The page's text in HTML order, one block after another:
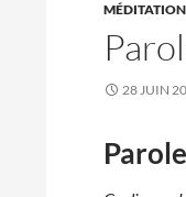
MÉDITATION
28 JUIN